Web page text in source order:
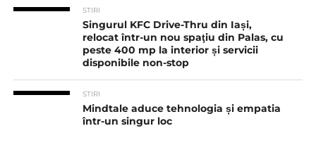
STIRI
Singurul KFC Drive-Thru din Iași,
relocat într-un nou spaţiu din Palas, cu
peste 400 mp la interior și servicii
disponibile non-stop
STIRI
Mindtale aduce tehnologia și empatia
într-un singur loc